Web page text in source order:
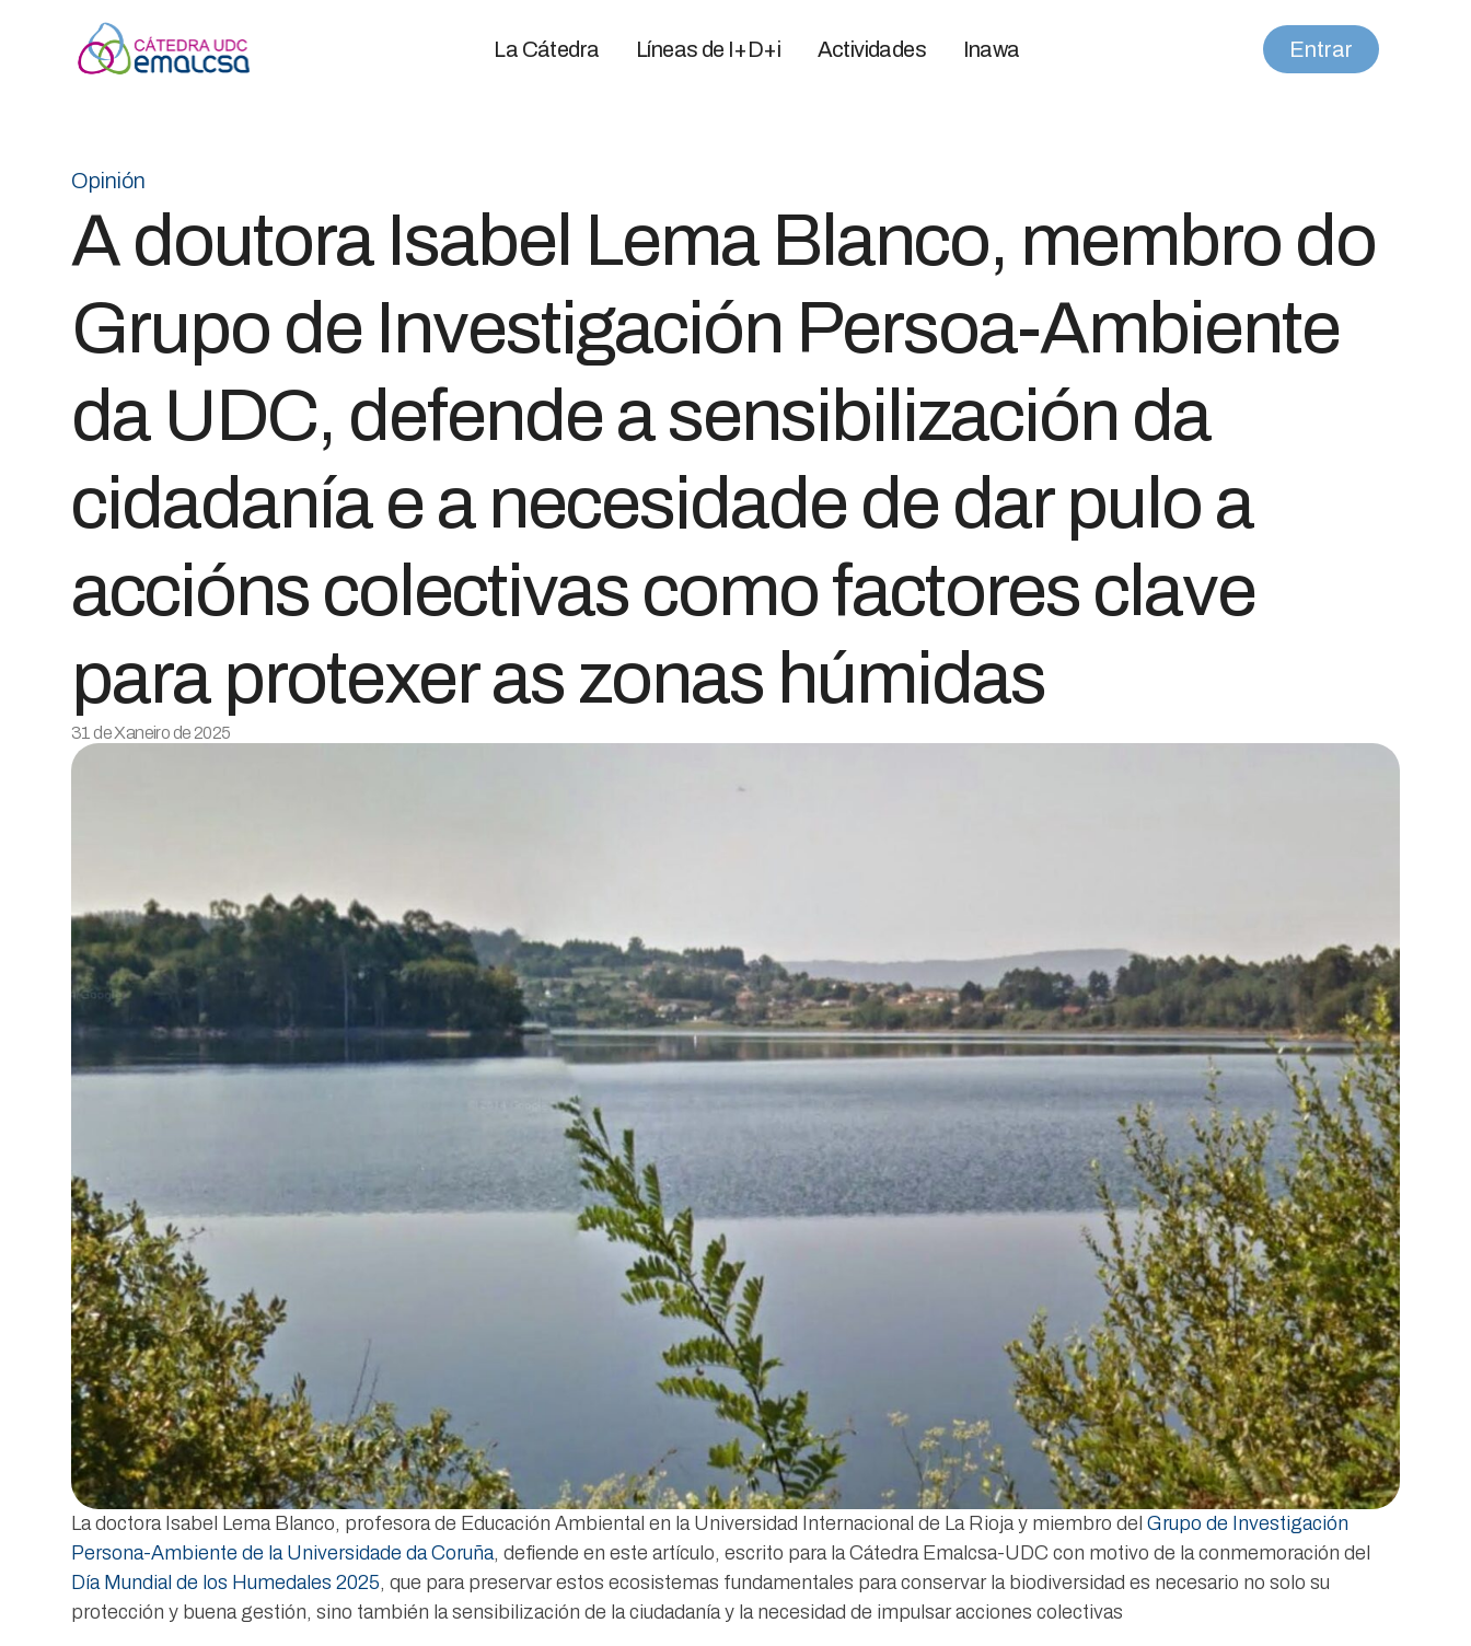
La Cátedra Líneas de I+D+i Actividades Inawa Entrar
Opinión
A doutora Isabel Lema Blanco, membro do
Grupo de Investigación Persoa-Ambiente
da UDC, defende a sensibilización da
cidadanía e a necesidade de dar pulo a
accións colectivas como factores clave
para protexer as zonas húmidas
31 de Xaneiro de 2025
La doctora Isabel Lema Blanco, profesora de Educación Ambiental en la Universidad Internacional de La Rioja y miembro del Grupo de Investigación
Persona-Ambiente de la Universidade da Coruña, defiende en este artículo, escrito para la Cátedra Emalcsa-UDC con motivo de la conmemoración del
Día Mundial de los Humedales 2025, que para preservar estos ecosistemas fundamentales para conservar la biodiversidad es necesario no solo su
protección y buena gestión, sino también la sensibilización de la ciudadanía y la necesidad de impulsar acciones colectivas